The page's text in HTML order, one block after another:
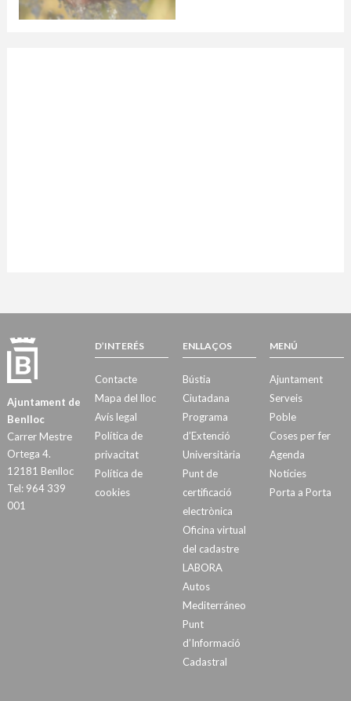
Ajuntament de
Benlloc
Carrer Mestre
Ortega 4.
12181 Benlloc
Tel: 964 339
001
D’INTERÉS
Contacte
Mapa del lloc
Avís legal
Política de
privacitat
Política de
cookies
ENLLAÇOS
Bústia
Ciutadana
Programa
d’Extenció
Universitària
Punt de
certificació
electrònica
Oficina virtual
del cadastre
LABORA
Autos
Mediterráneo
Punt
d’Informació
Cadastral
MENÚ
Ajuntament
Serveis
Poble
Coses per fer
Agenda
Notícies
Porta a Porta